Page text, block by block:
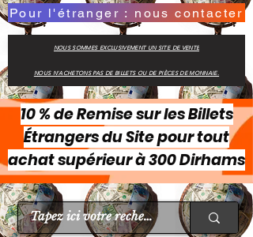
Pour l'étranger : nous contacter
NOUS SOMMES EXCLUSIVEMENT UN SITE DE VENTE
NOUS N'ACHETONS PAS DE BILLETS OU DE PIÈCES DE MONNAIE.
10 % de Remise sur les Billets
Étrangers du Site pour tout
achat supérieur à 300 Dirhams